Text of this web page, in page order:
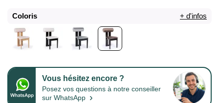
Coloris + d'infos
Vous hésitez encore ?
Posez vos questions à notre conseiller
sur WhatsApp ›